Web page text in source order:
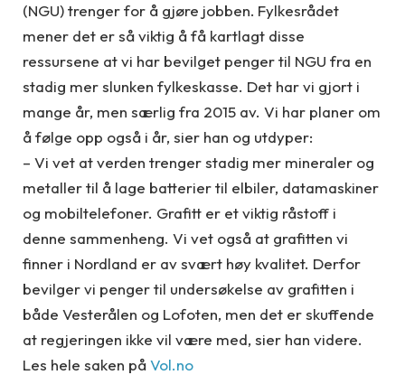
(NGU) trenger for å gjøre jobben. Fylkesrådet
mener det er så viktig å få kartlagt disse
ressursene at vi har bevilget penger til NGU fra en
stadig mer slunken fylkeskasse. Det har vi gjort i
mange år, men særlig fra 2015 av. Vi har planer om
å følge opp også i år, sier han og utdyper:
– Vi vet at verden trenger stadig mer mineraler og
metaller til å lage batterier til elbiler, datamaskiner
og mobiltelefoner. Grafitt er et viktig råstoff i
denne sammenheng. Vi vet også at grafitten vi
finner i Nordland er av svært høy kvalitet. Derfor
bevilger vi penger til undersøkelse av grafitten i
både Vesterålen og Lofoten, men det er skuffende
at regjeringen ikke vil være med, sier han videre.
Les hele saken påVol.no